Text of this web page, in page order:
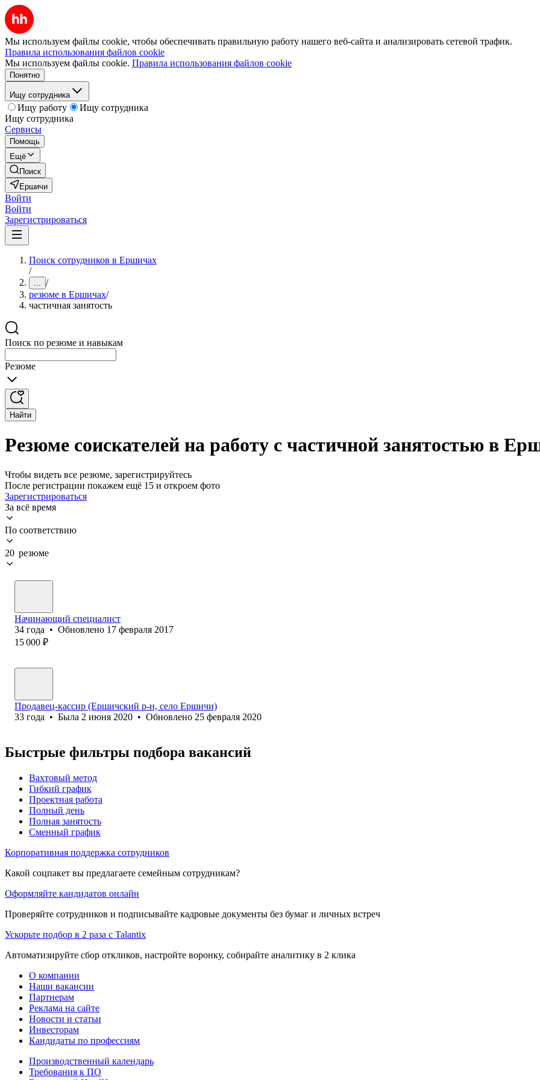
Мы используем файлы cookie, чтобы обеспечивать правильную работу нашего веб-сайта и анализировать сетевой трафик.
Правила использования файлов cookie
Мы используем файлы cookie. Правила использования файлов cookie
Понятно
Ищу сотрудника
Ищу работу
Ищу сотрудника
Ищу сотрудника
Сервисы
Помощь
Ещё
Поиск
Ершичи
Войти
Войти
Зарегистрироваться
Поиск сотрудников в Ершичах
/
... /
резюме в Ершичах/
частичная занятость
Поиск по резюме и навыкам
Резюме
Найти
Резюме соискателей на работу с частичной занятостью в
Чтобы видеть все резюме, зарегистрируйтесь
После регистрации покажем ещё 15 и откроем фото
Зарегистрироваться
За всё время
По соответствию
20 резюме
Начинающий специалист
34 года • Обновлено 17 февраля 2017
15 000 ₽
Продавец-кассир (Ершичский р-н, село Ершичи)
33 года • Была 2 июня 2020 • Обновлено 25 февраля 2020
Быстрые фильтры подбора вакансий
Вахтовый метод
Гибкий график
Проектная работа
Полный день
Полная занятость
Сменный график
Корпоративная поддержка сотрудников
Какой соцпакет вы предлагаете семейным сотрудникам?
Оформляйте кандидатов онлайн
Проверяйте сотрудников и подписывайте кадровые документы без бумаг и личных встреч
Ускорьте подбор в 2 раза с Talantix
Автоматизируйте сбор откликов, настройте воронку, собирайте аналитику в 2 клика
О компании
Наши вакансии
Партнерам
Реклама на сайте
Новости и статьи
Инвесторам
Кандидаты по профессиям
Производственный календарь
Требования к ПО